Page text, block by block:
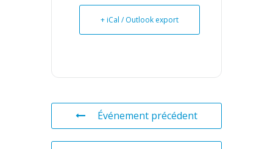
+ iCal / Outlook export
Événement précédent